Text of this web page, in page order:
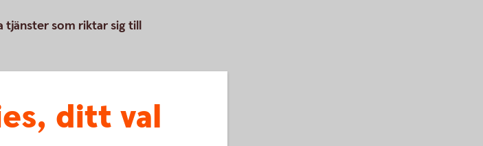
tjänster som riktar sig till
ändra
som anges.ditt val